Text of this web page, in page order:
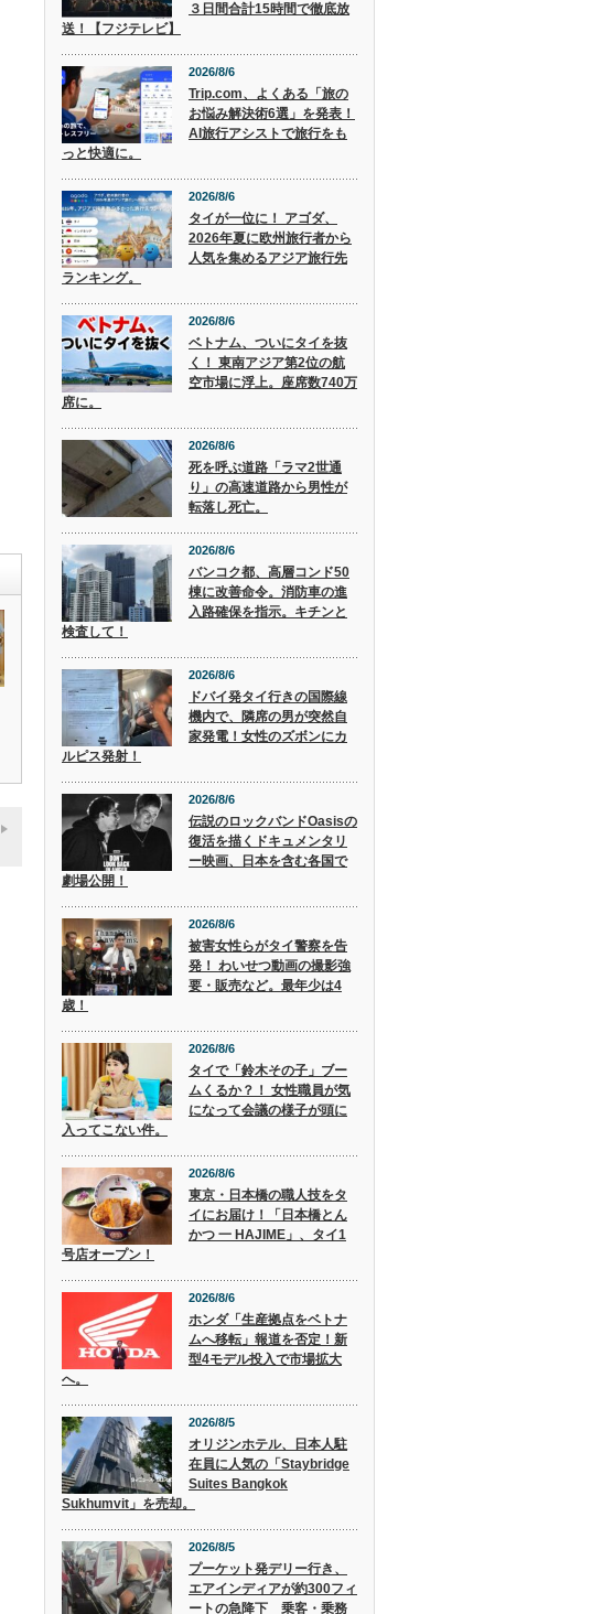
３日間合計15時間で徹底放
送！【フジテレビ】
2026/8/6
Trip.com、よくある「旅の
お悩み解決術6選」を発表！
AI旅行アシストで旅行をも
っと快適に。
2026/8/6
タイが一位に！ アゴダ、
2026年夏に欧州旅行者から
人気を集めるアジア旅行先
ランキング。
2026/8/6
ベトナム、ついにタイを抜
く！ 東南アジア第2位の航
空市場に浮上。座席数740万
席に。
2026/8/6
死を呼ぶ道路「ラマ2世通
り」の高速道路から男性が
転落し死亡。
2026/8/6
バンコク都、高層コンド50
棟に改善命令。消防車の進
入路確保を指示。キチンと
検査して！
2026/8/6
ドバイ発タイ行きの国際線
機内で、隣席の男が突然自
家発電！女性のズボンにカ
ルピス発射！
2026/8/6
伝説のロックバンドOasisの
復活を描くドキュメンタリ
ー映画、日本を含む各国で
劇場公開！
2026/8/6
被害女性らがタイ警察を告
発！ わいせつ動画の撮影強
要・販売など。最年少は4
歳！
2026/8/6
タイで「鈴木その子」ブー
ムくるか？！ 女性職員が気
になって会議の様子が頭に
入ってこない件。
2026/8/6
東京・日本橋の職人技をタ
イにお届け！「日本橋とん
かつ 一 HAJIME」、タイ1
号店オープン！
2026/8/6
ホンダ「生産拠点をベトナ
ムへ移転」報道を否定！新
型4モデル投入で市場拡大
へ。
2026/8/5
オリジンホテル、日本人駐
在員に人気の「Staybridge
Suites Bangkok
Sukhumvit」を売却。
2026/8/5
プーケット発デリー行き、
エアインディアが約300フィ
ートの急降下 乗客・乗務